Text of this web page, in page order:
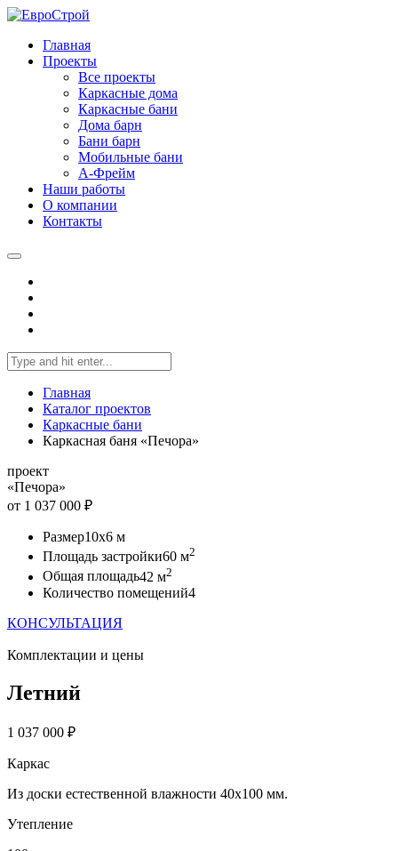
Главная
Проекты
Все проекты
Каркасные дома
Каркасные бани
Дома барн
Бани барн
Мобильные бани
А-Фрейм
Наши работы
О компании
Контакты
Главная
Каталог проектов
Каркасные бани
Каркасная баня «Печора»
проект
«Печора»
от 1 037 000 ₽
Размер10x6 м
Площадь застройки60 м2
Общая площадь42 м2
Количество помещений4
КОНСУЛЬТАЦИЯ
Комплектации и цены
Летний
1 037 000 ₽
Каркас
Из доски естественной влажности 40х100 мм.
Утепление